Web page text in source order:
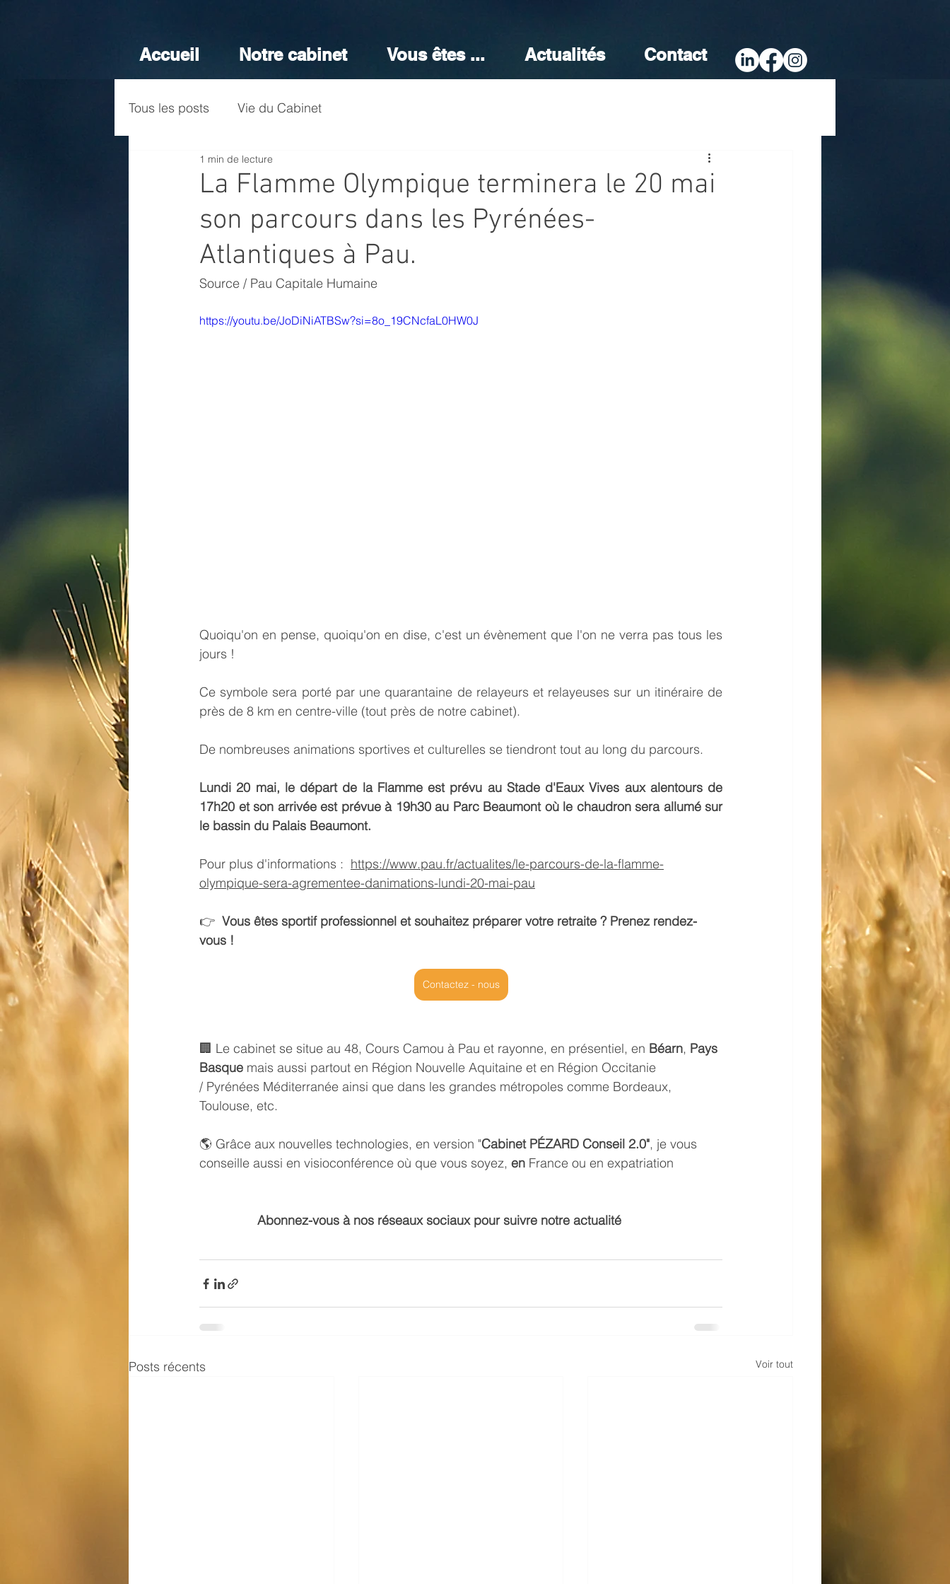
Accueil Notre cabinet Vous êtes ... Actualités Contact
Tous les posts Vie du Cabinet
La Flamme Olympique terminera le 20 mai
son parcours dans les Pyrénées-
Atlantiques à Pau.
1 min de lecture
Source / Pau Capitale Humaine
https://youtu.be/JoDiNiATBSw?si=8o_19CNcfaL0HW0J
Quoiqu'on en pense, quoiqu'on en dise, c'est un évènement que l'on ne verra pas tous les
jours !
Ce symbole sera porté par une quarantaine de relayeurs et relayeuses sur un itinéraire de
près de 8 km en centre-ville (tout près de notre cabinet).
De nombreuses animations sportives et culturelles se tiendront tout au long du parcours.
Lundi 20 mai, le départ de la Flamme est prévu au Stade d'Eaux Vives aux alentours de
17h20 et son arrivée est prévue à 19h30 au Parc Beaumont où le chaudron sera allumé sur
le bassin du Palais Beaumont.
Pour plus d'informations : https://www.pau.fr/actualites/le-parcours-de-la-flamme-
olympique-sera-agrementee-danimations-lundi-20-mai-pau
👉 Vous êtes sportif professionnel et souhaitez préparer votre retraite ? Prenez rendez-
vous !
Contactez - nous
🏢 Le cabinet se situe au 48, Cours Camou à Pau et rayonne, en présentiel, en Béarn, Pays
Basque mais aussi partout en Région Nouvelle Aquitaine et en Région Occitanie
/ Pyrénées Méditerranée ainsi que dans les grandes métropoles comme Bordeaux,
Toulouse, etc.
🌎 Grâce aux nouvelles technologies, en version "Cabinet PÉZARD Conseil 2.0", je vous
conseille aussi en visioconférence où que vous soyez, en France ou en expatriation
Abonnez-vous à nos réseaux sociaux pour suivre notre actualité
Posts récents Voir tout